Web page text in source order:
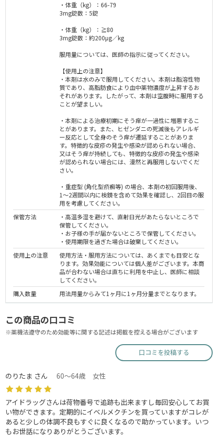
・体重（kg）：66-79
3mg錠数：5錠
・体重（kg）：≧80
3mg錠数：約200μg／kg
服用量については、医師の指示に従ってください。
【使用上の注意】
・本剤は水のみで服用してください。本剤は脂溶性物
質であり、高脂肪食により血中薬物濃度が上昇するお
それがあります。したがって、本剤は空腹時に服用する
ことが望ましい。
・本剤による治療初期にそう痒が一過性に増悪するこ
とがあります。また、ヒゼンダニの死滅後もアレルギ
ー反応として全身のそう痒が遷延することがありま
す。特徴的な皮疹の発生や感染が認められない場合、
又はそう痒が持続しても、特徴的な皮疹の発生や感染
が認められない場合には、漫然と再服用しないでくだ
さい。
・重症型 (角化型疥癬等) の場合、本剤の初回服用後、
1〜2週間以内に検鏡を含めて効果を確認し、2回目の服
用を考慮してください。
保管方法
・高温多湿を避けて、直射日光があたらないところで
保管してください。
・お子様の手が届かないところで保管してください。
・使用期限を過ぎた場合は破棄してください。
使用上の注意
使用方法・服用方法については、あくまでも目安とな
ります。効果効能については個人差がございます。本商
品が合わない場合は直ちに利用を中止し、医師に相談
してください。
購入数量
用法用量からみて1ヶ月に1ヶ月分量までとなります。
この商品の口コミ
※薬機法遵守のため効能等に関する記述は掲載を控える場合がございます
口コミを投稿する
のりたま さん 60～64歳 女性
アイドラッグさんは荷物番号で追跡も出来ますし毎回安心してお買
い物ができます。定期的にイベルメクチンを買っていますがコレが
あると少しの体調不良もすぐに良くなるので助かっています。いつ
もお世話になりありがとうございます。